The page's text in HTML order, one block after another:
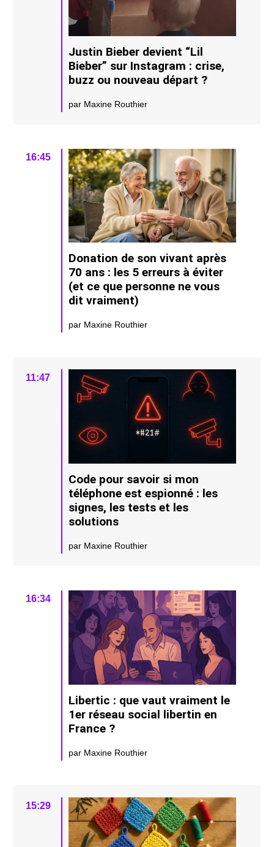
Justin Bieber devient “Lil
Bieber” sur Instagram : crise,
buzz ou nouveau départ ?
par Maxine Routhier
16:45
Donation de son vivant après
70 ans : les 5 erreurs à éviter
(et ce que personne ne vous
dit vraiment)
par Maxine Routhier
11:47
Code pour savoir si mon
téléphone est espionné : les
signes, les tests et les
solutions
par Maxine Routhier
16:34
Libertic : que vaut vraiment le
1er réseau social libertin en
France ?
par Maxine Routhier
15:29